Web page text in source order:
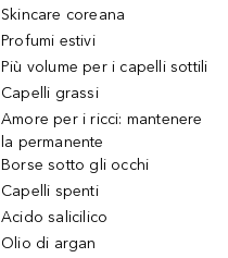
Skincare coreana
Profumi estivi
Più volume per i capelli sottili
Capelli grassi
Amore per i ricci: mantenere
la permanente
Borse sotto gli occhi
Capelli spenti
Acido salicilico
Olio di argan